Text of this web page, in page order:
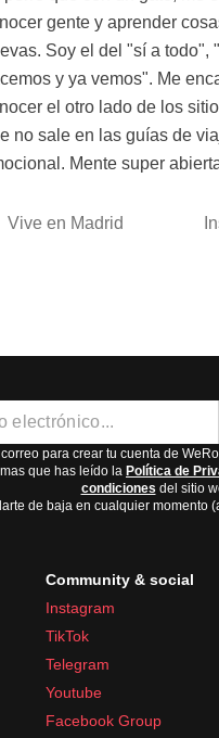
gente y aprender
Soy el del "sí a todo",
y ya vemos". Me encanta
el otro lado de los
no sale en las guías de
Mente super
Mi lema: "No he venido a
a quedarme con las
estoy aquí, porque creo que la
forma de conocer el
¡Encantado de
Vive en Madrid
para crear tu cuenta de
que has leído la Política de
condiciones del sitio
de baja en cualquier momento
Community & social
Instagram
TikTok
Telegram
Youtube
Facebook Group